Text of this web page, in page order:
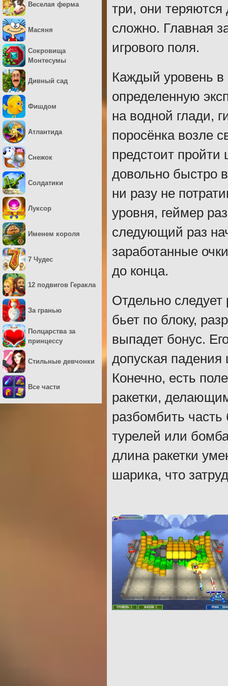
три, они теряются
сложно. Главная
игрового поля.
Каждый уровень в
определенную
на водной глади,
поросёнка возле
предстоит
довольно быстро
ни разу не
уровня, геймер
следующий раз
заработанные
до конца.
Отдельно следует
бьет по блоку,
выпадет бонус.
допуская
Конечно, есть
ракетки,
разбомбить
турелей или
длина ракетки
шарика, что
Веселая ферма
Масяня
Сокровища
Монтесумы
Дивный сад
Фишдом
Атлантида
Снежок
Солдатики
Луксор
Именем короля
7 Чудес
12 подвигов Геракла
За гранью
Полцарства за
принцессу
Стильные девчонки
Все части